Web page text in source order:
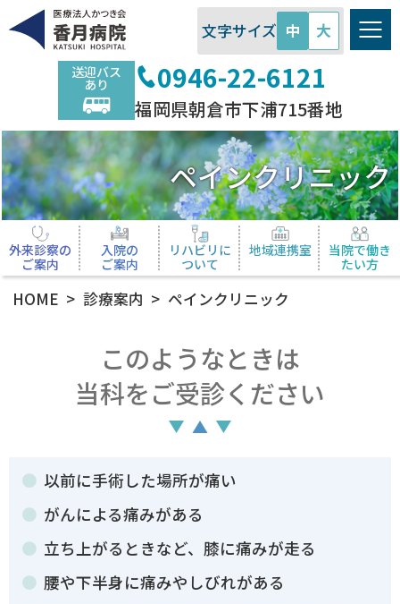
医療法人かつき会 香月病院
送迎バス
あり 0946-22-6121
福岡県朝倉市下浦715番地
文字サイズ 中 大
ペインクリニック
外来診察の
ご案内
入院の
ご案内
リハビリに
ついて
地域連携室
当院で働き
たい方
HOME 診療案内 ペインクリニック
このようなときは
当科をご受診ください
以前に手術した場所が痛い
がんによる痛みがある
立ち上がるときなど、膝に痛みが走る
腰や下半身に痛みやしびれがある